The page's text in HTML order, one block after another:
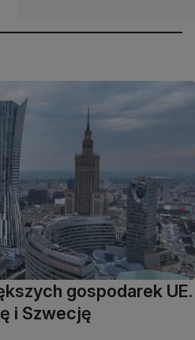
gospodarek UE.
i Szwecję